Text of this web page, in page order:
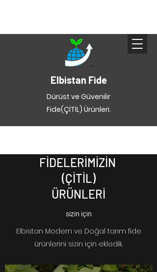
Elbistan Fide
Dürüst ve Güvenilir
Fide(ÇİTİL) Ürünleri.
FİDELERİMİZİN
(ÇİTİL)
ÜRÜNLERİ
sizin için
Elbistan Modern ve Doğal tarım fide
ürünlerini sizin için ekledik.